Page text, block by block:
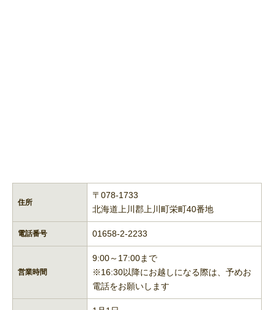
住所
〒078-1733
北海道上川郡上川町栄町40番地
電話番号 01658-2-2233
営業時間
9:00～17:00まで
※16:30以降にお越しになる際は、予めお
電話をお願いします